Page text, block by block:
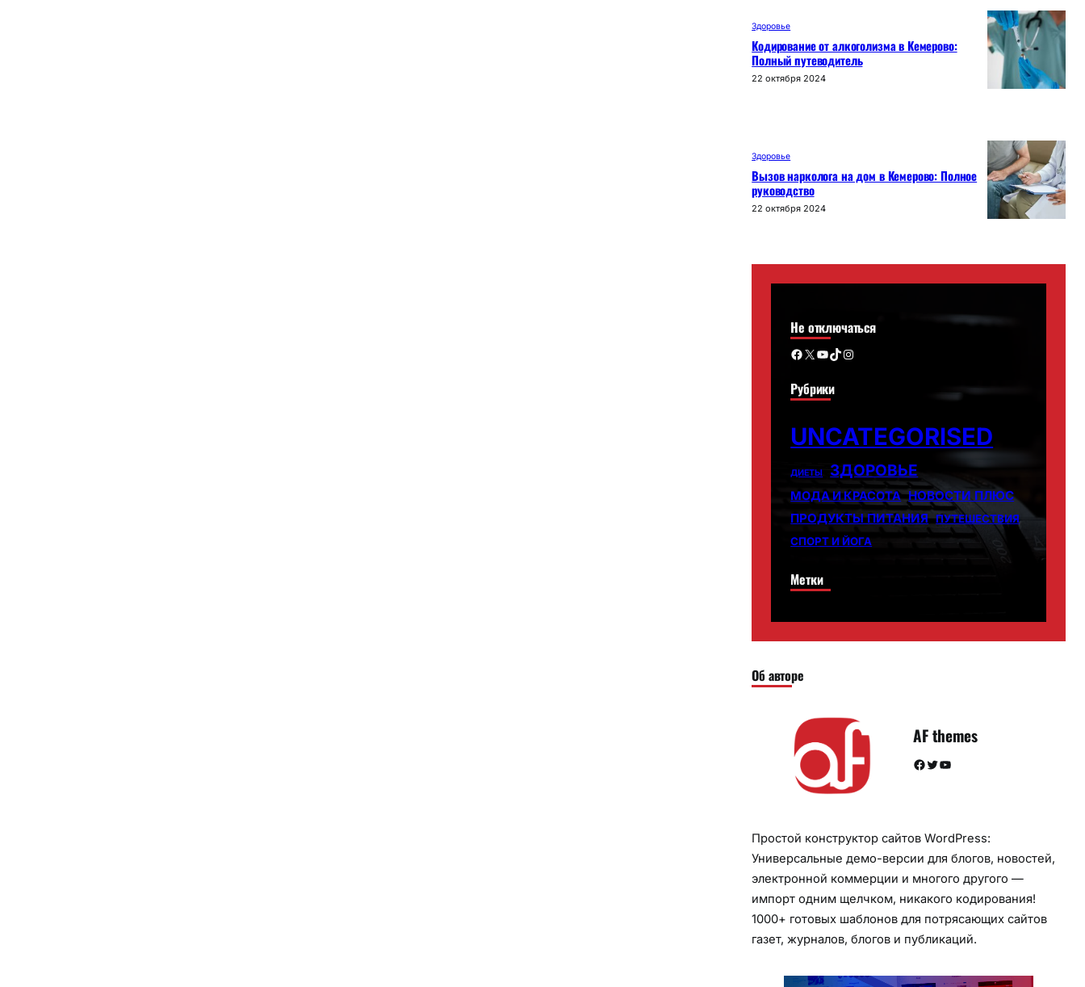
Здоровье
Кодирование от алкоголизма в Кемерово:
Полный путеводитель
22 октября 2024
Здоровье
Вызов нарколога на дом в Кемерово: Полное
руководство
22 октября 2024
Не отключаться
Facebook X YouTube TikTok Instagram
Рубрики
UNCATEGORISED
ДИЕТЫ ЗДОРОВЬЕ
МОДА И КРАСОТА НОВОСТИ ПЛЮС
ПРОДУКТЫ ПИТАНИЯ ПУТЕШЕСТВИЯ
СПОРТ И ЙОГА
Метки
Об авторе
AF themes
Facebook Twitter YouTube
Простой конструктор сайтов WordPress:
Универсальные демо-версии для блогов, новостей,
электронной коммерции и многого другого —
импорт одним щелчком, никакого кодирования!
1000+ готовых шаблонов для потрясающих сайтов
газет, журналов, блогов и публикаций.